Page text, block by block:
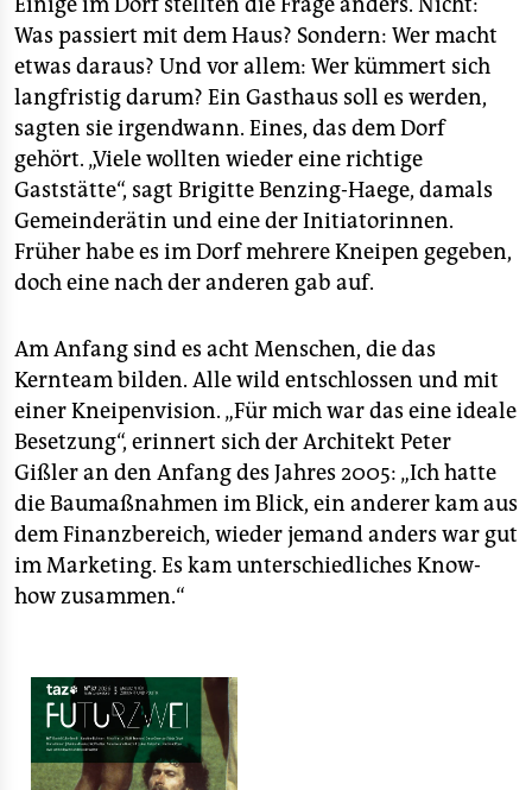
Einige im Dorf stellten die Frage anders. Nicht:
Was passiert mit dem Haus? Sondern: Wer macht
etwas daraus? Und vor allem: Wer kümmert sich
langfristig darum? Ein Gasthaus soll es werden,
sagten sie irgendwann. Eines, das dem Dorf
gehört. „Viele wollten wieder eine richtige
Gaststätte“, sagt Brigitte Benzing-Haege, damals
Gemeinderätin und eine der Initiatorinnen.
Früher habe es im Dorf mehrere Kneipen gegeben,
doch eine nach der anderen gab auf.
Am Anfang sind es acht Menschen, die das
Kernteam bilden. Alle wild entschlossen und mit
einer Kneipenvision. „Für mich war das eine ideale
Besetzung“, erinnert sich der Architekt Peter
Gißler an den Anfang des Jahres 2005: „Ich hatte
die Baumaßnahmen im Blick, ein anderer kam aus
dem Finanzbereich, wieder jemand anders war gut
im Marketing. Es kam unterschiedliches Know-
how zusammen.“